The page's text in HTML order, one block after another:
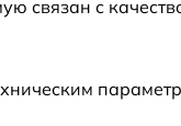
связан с